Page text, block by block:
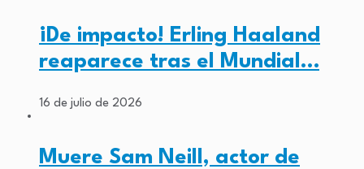
¡De impacto! Erling Haaland
reaparece tras el Mundial…
16 de julio de 2026
Muere Sam Neill, actor de